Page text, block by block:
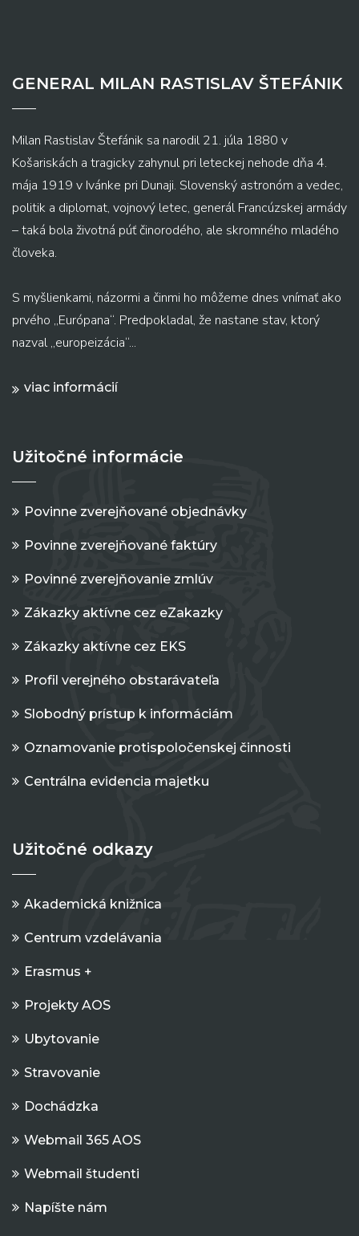
GENERAL MILAN RASTISLAV ŠTEFÁNIK
Milan Rastislav Štefánik sa narodil 21. júla 1880 v
Košariskách a tragicky zahynul pri leteckej nehode dňa 4.
mája 1919 v Ivánke pri Dunaji. Slovenský astronóm a vedec,
politik a diplomat, vojnový letec, generál Francúzskej armády
– taká bola životná púť činorodého, ale skromného mladého
človeka.
S myšlienkami, názormi a činmi ho môžeme dnes vnímať ako
prvého „Európana“. Predpokladal, že nastane stav, ktorý
nazval „europeizácia“...
viac informácií
Užitočné informácie
Povinne zverejňované objednávky
Povinne zverejňované faktúry
Povinné zverejňovanie zmlúv
Zákazky aktívne cez eZakazky
Zákazky aktívne cez EKS
Profil verejného obstarávateľa
Slobodný prístup k informáciám
Oznamovanie protispoločenskej činnosti
Centrálna evidencia majetku
Užitočné odkazy
Akademická knižnica
Centrum vzdelávania
Erasmus +
Projekty AOS
Ubytovanie
Stravovanie
Dochádzka
Webmail 365 AOS
Webmail študenti
Napíšte nám